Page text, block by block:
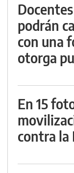
podrán
con una
otorga
En 15
contra la